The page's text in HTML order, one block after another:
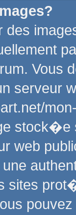
des
Vous
serveur
web
sites